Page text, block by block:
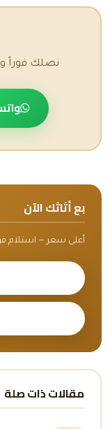
نصلك فوراً
بع أثاثك الآن
أعلى سعر — استلام
مقالات ذات صلة